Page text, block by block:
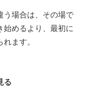
う場合は、その場で
始めるより、最初に
ます。
る